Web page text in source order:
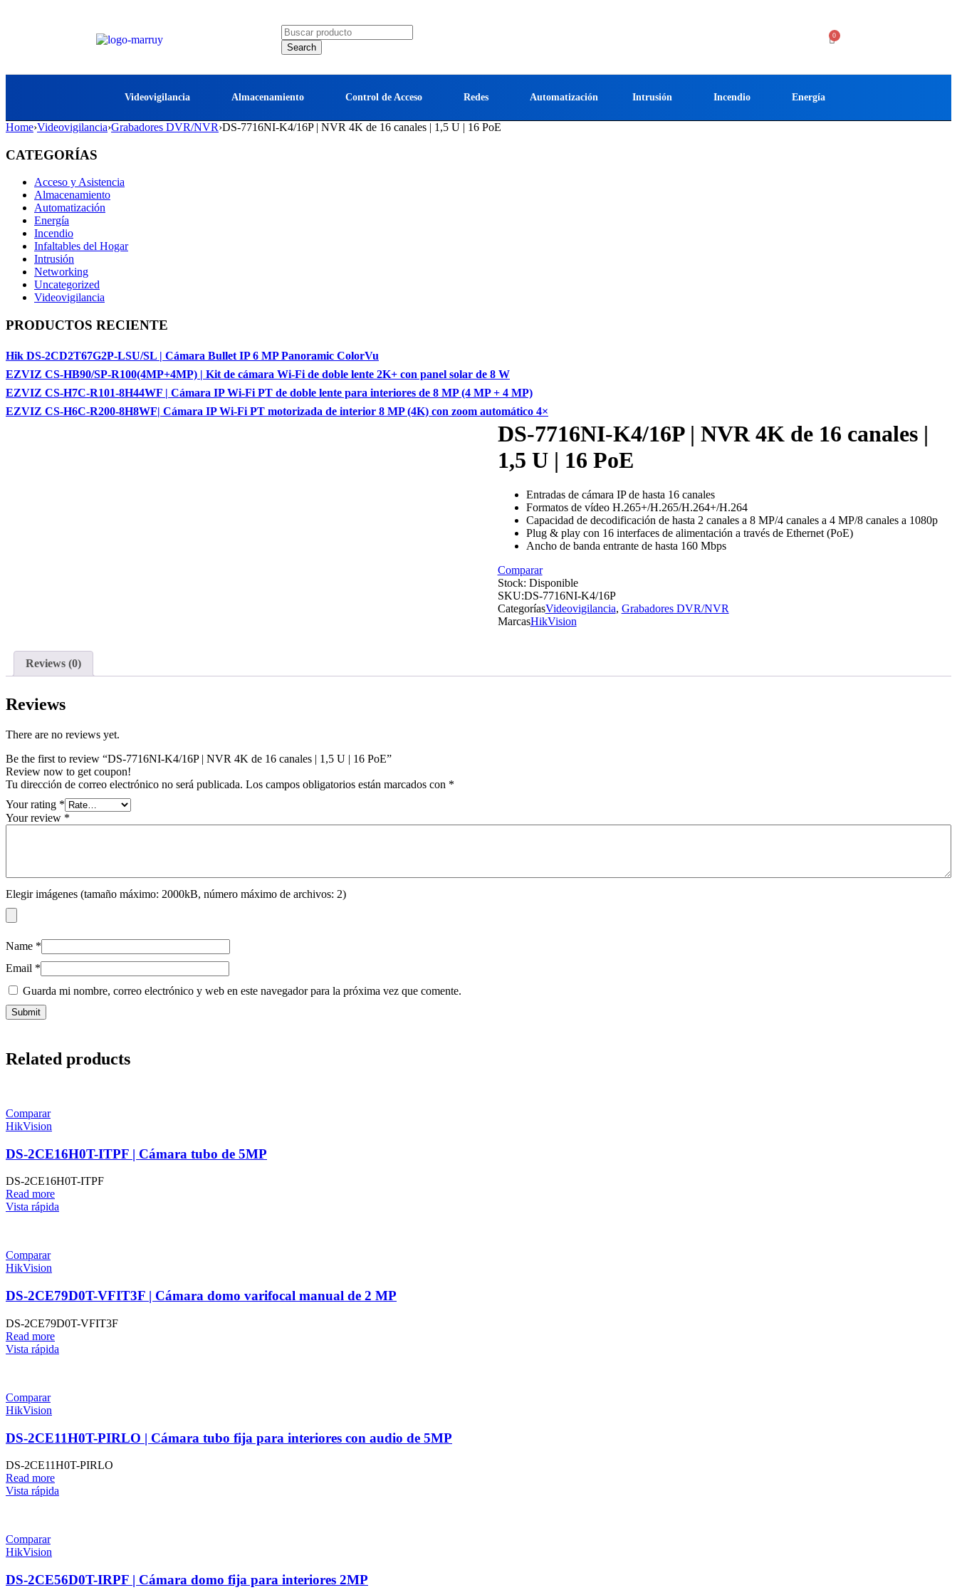
Videovigilancia Almacenamiento Control de Acceso Redes Automatización Intrusión Incendio Energía
Home›Videovigilancia›Grabadores DVR/NVR›DS-7716NI-K4/16P | NVR 4K de 16 canales | 1,5 U | 16 PoE
CATEGORÍAS
Acceso y Asistencia
Almacenamiento
Automatización
Energía
Incendio
Infaltables del Hogar
Intrusión
Networking
Uncategorized
Videovigilancia
PRODUCTOS RECIENTE
Hik DS-2CD2T67G2P-LSU/SL | Cámara Bullet IP 6 MP Panoramic ColorVu
EZVIZ CS-HB90/SP-R100(4MP+4MP) | Kit de cámara Wi-Fi de doble lente 2K+ con panel solar de 8 W
EZVIZ CS-H7C-R101-8H44WF | Cámara IP Wi-Fi PT de doble lente para interiores de 8 MP (4 MP + 4 MP)
EZVIZ CS-H6C-R200-8H8WF| Cámara IP Wi-Fi PT motorizada de interior 8 MP (4K) con zoom automático 4×
DS-7716NI-K4/16P | NVR 4K de 16 canales |
1,5 U | 16 PoE
Entradas de cámara IP de hasta 16 canales
Formatos de vídeo H.265+/H.265/H.264+/H.264
Capacidad de decodificación de hasta 2 canales a 8 MP/4 canales a 4 MP/8 canales a 1080p
Plug & play con 16 interfaces de alimentación a través de Ethernet (PoE)
Ancho de banda entrante de hasta 160 Mbps
Comparar
Stock: Disponible
SKU:DS-7716NI-K4/16P
CategoríasVideovigilancia, Grabadores DVR/NVR
MarcasHikVision
Reviews (0)
Reviews
There are no reviews yet.
Be the first to review “DS-7716NI-K4/16P | NVR 4K de 16 canales | 1,5 U | 16 PoE”
Review now to get coupon!
Tu dirección de correo electrónico no será publicada. Los campos obligatorios están marcados con *
Your rating *
Your review *
Elegir imágenes (tamaño máximo: 2000kB, número máximo de archivos: 2)
Name *
Email *
Guarda mi nombre, correo electrónico y web en este navegador para la próxima vez que comente.
Related products
Comparar
HikVision
DS-2CE16H0T-ITPF | Cámara tubo de 5MP
DS-2CE16H0T-ITPF
Read more
Vista rápida
Comparar
HikVision
DS-2CE79D0T-VFIT3F | Cámara domo varifocal manual de 2 MP
DS-2CE79D0T-VFIT3F
Read more
Vista rápida
Comparar
HikVision
DS-2CE11H0T-PIRLO | Cámara tubo fija para interiores con audio de 5MP
DS-2CE11H0T-PIRLO
Read more
Vista rápida
Comparar
HikVision
DS-2CE56D0T-IRPF | Cámara domo fija para interiores 2MP